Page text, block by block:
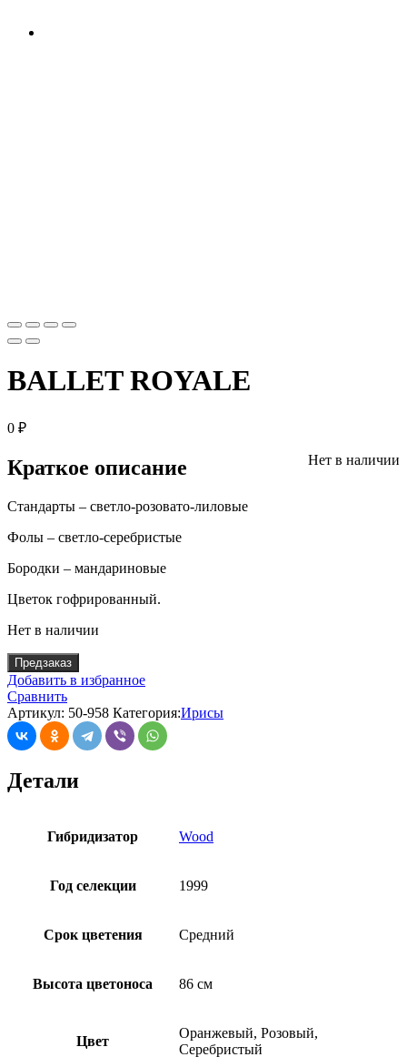
BALLET ROYALE
0 ₽
Нет в наличии
Краткое описание
Стандарты – светло-розовато-лиловые
Фолы – светло-серебристые
Бородки – мандариновые
Цветок гофрированный.
Нет в наличии
Предзаказ
Добавить в избранное
Сравнить
Артикул: 50-958 Категория:Ирисы
Детали
Гибридизатор Wood
Год селекции 1999
Срок цветения Средний
Высота цветоноса 86 см
Цвет
Оранжевый, Розовый,
Серебристый